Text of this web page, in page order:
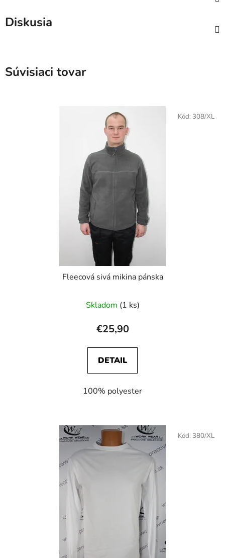
Diskusia
Súvisiaci tovar
Fleecová sivá mikina pánska
Skladom (1 ks)
€25,90
DETAIL
100% polyester
Kód: 308/XL
Kód: 380/XL